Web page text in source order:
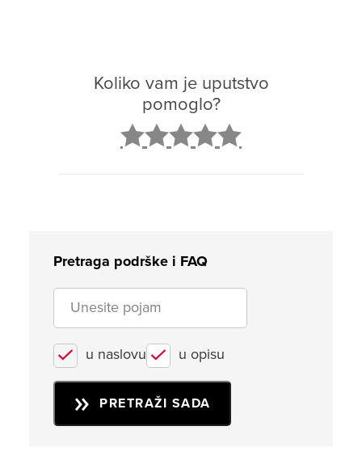
Koliko vam je uputstvo
pomoglo?
Pretraga podrške i FAQ
u naslovu u opisu
PRETRAŽI SADA